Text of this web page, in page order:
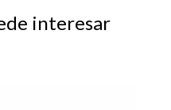
interesar